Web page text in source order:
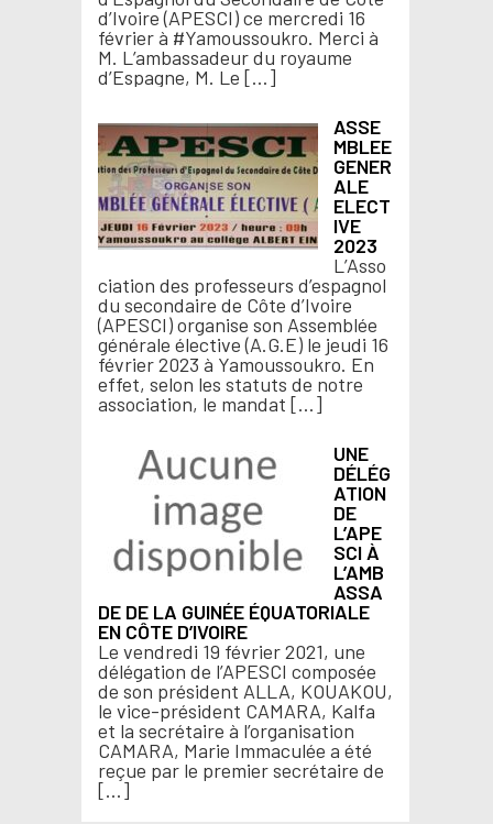
d’Ivoire (APESCI) ce mercredi 16
février à #Yamoussoukro. Merci à
M. L’ambassadeur du royaume
d’Espagne, M. Le […]
ASSE
MBLEE
GENER
ALE
ELECT
IVE
2023
L’Asso
ciation des professeurs d’espagnol
du secondaire de Côte d’Ivoire
(APESCI) organise son Assemblée
générale élective (A.G.E) le jeudi 16
février 2023 à Yamoussoukro. En
effet, selon les statuts de notre
association, le mandat […]
UNE
DÉLÉG
ATION
DE
L’APE
SCI À
L’AMB
ASSA
DE DE LA GUINÉE ÉQUATORIALE
EN CÔTE D’IVOIRE
Le vendredi 19 février 2021, une
délégation de l’APESCI composée
de son président ALLA, KOUAKOU,
le vice-président CAMARA, Kalfa
et la secrétaire à l’organisation
CAMARA, Marie Immaculée a été
reçue par le premier secrétaire de
[…]